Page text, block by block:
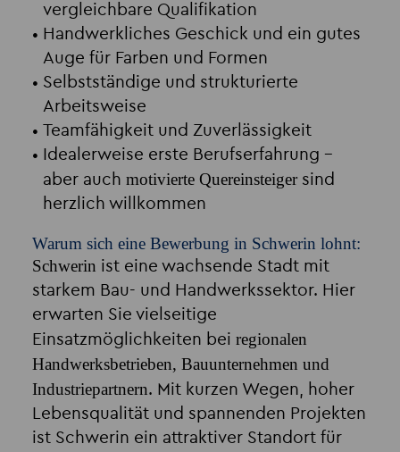
vergleichbare Qualifikation
Handwerkliches Geschick und ein gutes
Auge für Farben und Formen
Selbstständige und strukturierte
Arbeitsweise
Teamfähigkeit und Zuverlässigkeit
Idealerweise erste Berufserfahrung –
aber auch motivierte Quereinsteigersind
herzlich willkommen
Warum sich eine Bewerbung in Schwerin lohnt:
Schwerin ist eine wachsende Stadt mit
starkem Bau- und Handwerkssektor. Hier
erwarten Sie vielseitige
Einsatzmöglichkeiten bei regionalen
Handwerksbetrieben, Bauunternehmen und
Industriepartnern. Mit kurzen Wegen, hoher
Lebensqualität und spannenden Projekten
ist Schwerin ein attraktiver Standort für